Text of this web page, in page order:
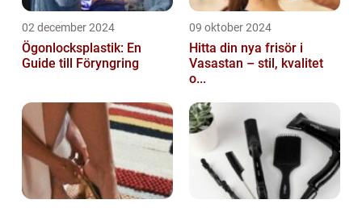
02 december 2024
Ögonlocksplastik: En
Guide till Föryngring
09 oktober 2024
Hitta din nya frisör i
Vasastan – stil, kvalitet
o...